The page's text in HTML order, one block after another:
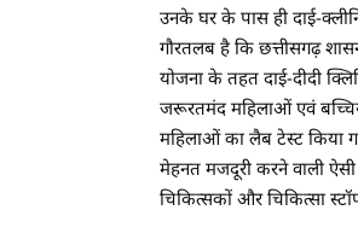
उनके घर के पास ही दाई-
गौरतलब है कि छत्तीसगढ़
योजना के तहत दाई-दीदी
जरूरतमंद महिलाओं एवं
महिलाओं का लैब टेस्ट किया
मेहनत मजदूरी करने वाली
चिकित्सकों और चिकित्सा